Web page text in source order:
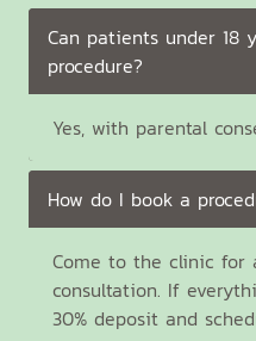
Can patients under 18
procedure?
Yes, with parental
How do I book a
Come to the clinic for
consultation. If
30% deposit and